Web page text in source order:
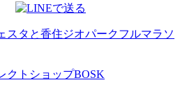
スタと香住ジオパークフルマラソ
クトショップBOSK